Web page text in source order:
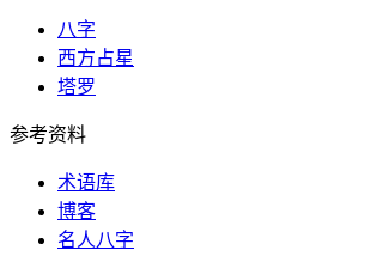
八字
西方占星
塔罗
参考资料
术语库
博客
名人八字